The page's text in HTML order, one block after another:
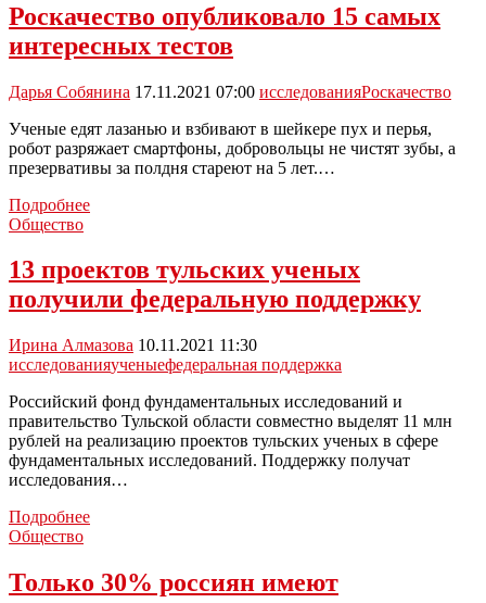
жительства
влияет
образование
камней
в
почках
Роскачество опубликовало 15 самых
интересных тестов
Дарья Собянина 17.11.2021 07:00 исследованияРоскачество
Ученые едят лазанью и взбивают в шейкере пух и перья,
робот разряжает смартфоны, добровольцы не чистят зубы, а
презервативы за полдня стареют на 5 лет.…
ПодробнееРоскачество
самых
интересных
тестов
Общество
13 проектов тульских ученых
получили федеральную поддержку
Ирина Алмазова 10.11.2021 11:30
исследованияученыефедеральная поддержка
Российский фонд фундаментальных исследований и
правительство Тульской области ​совместно выделят 11 млн
рублей на реализацию проектов тульских ученых в сфере
фундаментальных исследований. Поддержку получат
исследования…
Подробнее13
ученых
получили
Общество
Только 30% россиян имеют